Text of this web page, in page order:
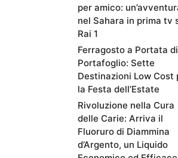
per amico:
nel Sahara in prima tv
Rai 1
Ferragosto a Portata di
Portafoglio: Sette
Destinazioni Low Cost
la Festa dell’Estate
Rivoluzione nella Cura
delle Carie: Arriva il
Fluoruro di Diammina
d’Argento, un Liquido